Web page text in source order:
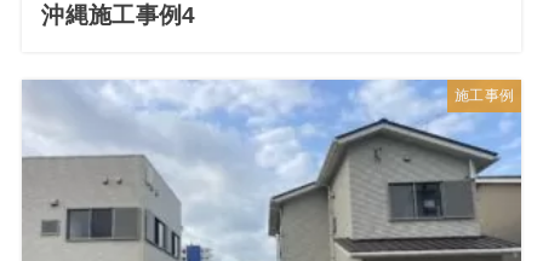
沖縄施工事例4
施工事例